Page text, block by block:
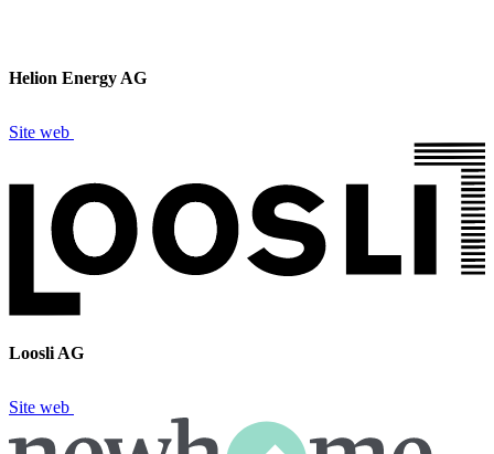
Helion Energy AG
Site web
Loosli AG
Site web